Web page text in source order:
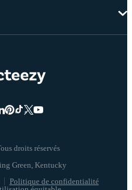
droits réservés
Politique de confidentialité